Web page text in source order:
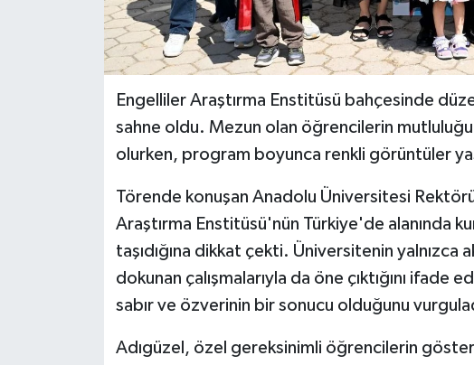
Engelliler Araştırma Enstitüsü bahçesinde
sahne oldu. Mezun olan öğrencilerin
olurken, program boyunca renkli görüntüler
Törende konuşan Anadolu Üniversitesi
Araştırma Enstitüsü'nün Türkiye'de alanında
taşıdığına dikkat çekti. Üniversitenin yalnızca
dokunan çalışmalarıyla da öne çıktığını ifade
sabır ve özverinin bir sonucu olduğunu
Adıgüzel, özel gereksinimli öğrencilerin